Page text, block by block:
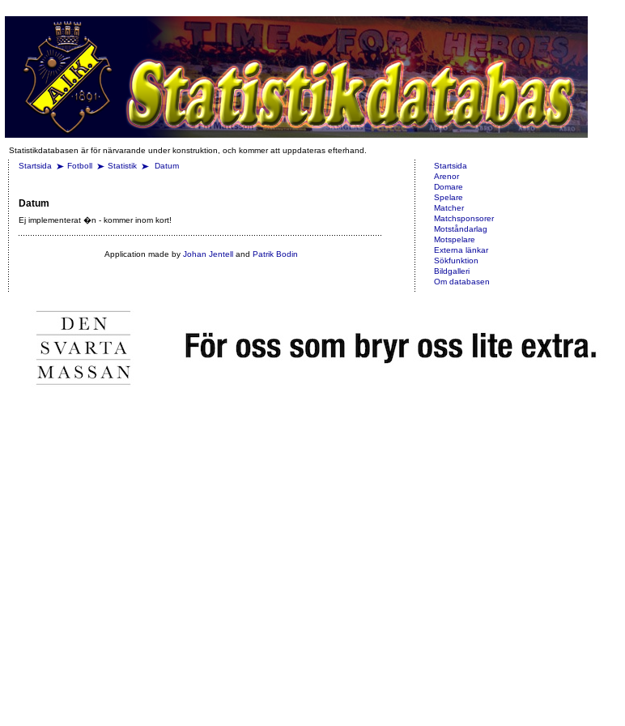
Statistikdatabasen är för närvarande under konstruktion, och kommer att uppdateras efterhand.
Startsida
Fotboll Statistik Datum
Datum
Ej implementerat �n - kommer inom kort!
Application made by Johan Jentelland Patrik Bodin
Startsida
Arenor
Domare
Spelare
Matcher
Matchsponsorer
Motståndarlag
Motspelare
Externa länkar
Sökfunktion
Bildgalleri
Om databasen